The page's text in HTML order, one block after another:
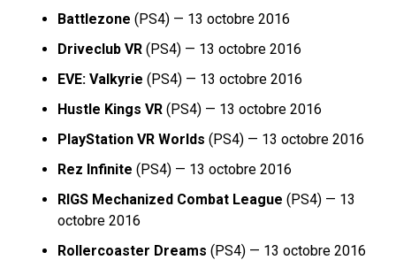
Battlezone (PS4) — 13 octobre 2016
Driveclub VR (PS4) — 13 octobre 2016
EVE: Valkyrie (PS4) — 13 octobre 2016
Hustle Kings VR (PS4) — 13 octobre 2016
PlayStation VR Worlds (PS4) — 13 octobre 2016
Rez Infinite (PS4) — 13 octobre 2016
RIGS Mechanized Combat League (PS4) — 13
octobre 2016
Rollercoaster Dreams (PS4) — 13 octobre 2016